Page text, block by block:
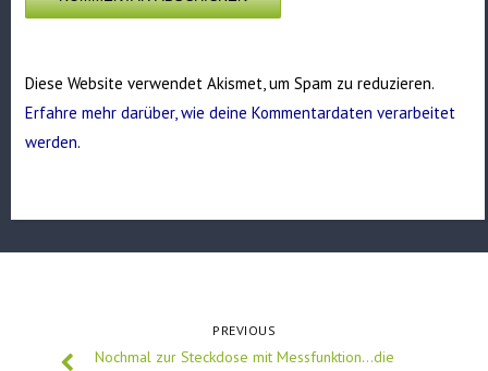
Diese Website verwendet Akismet, um Spam zu reduzieren.
Erfahre mehr darüber, wie deine Kommentardaten verarbeitet
werden.
PREVIOUS
Nochmal zur Steckdose mit Messfunktion…die